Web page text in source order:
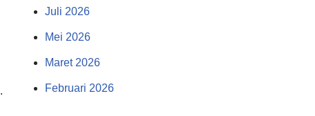
.
Juli 2026
Mei 2026
Maret 2026
Februari 2026